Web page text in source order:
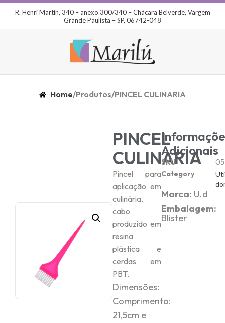
R. Henri Martin, 340 – anexo 300/340 – Chácara Belverde, Vargem
Grande Paulista – SP, 06742-048
Home/Produtos/PINCEL CULINARIA
PINCEL
CULINARIA
Pincel para
aplicação em
culinária,
cabo
produzido em
resina
plástica e
cerdas em
PBT.
Dimensões:
Comprimento:
21,5cm e
Adicionais
SKU
Category
Marca: U.d
Embalagem:
Blister